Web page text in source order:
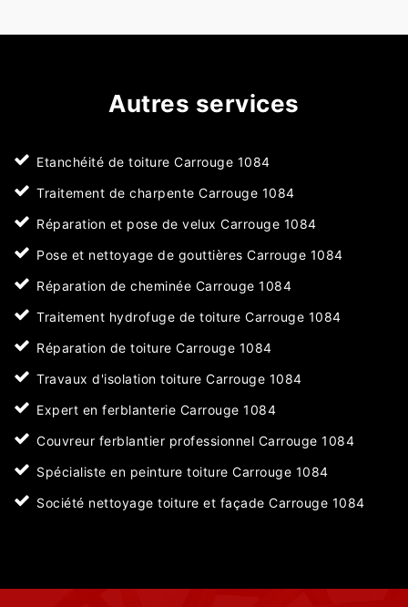
Autres services
Etanchéité de toiture Carrouge 1084
Traitement de charpente Carrouge 1084
Réparation et pose de velux Carrouge 1084
Pose et nettoyage de gouttières Carrouge 1084
Réparation de cheminée Carrouge 1084
Traitement hydrofuge de toiture Carrouge 1084
Réparation de toiture Carrouge 1084
Travaux d'isolation toiture Carrouge 1084
Expert en ferblanterie Carrouge 1084
Couvreur ferblantier professionnel Carrouge 1084
Spécialiste en peinture toiture Carrouge 1084
Société nettoyage toiture et façade Carrouge 1084